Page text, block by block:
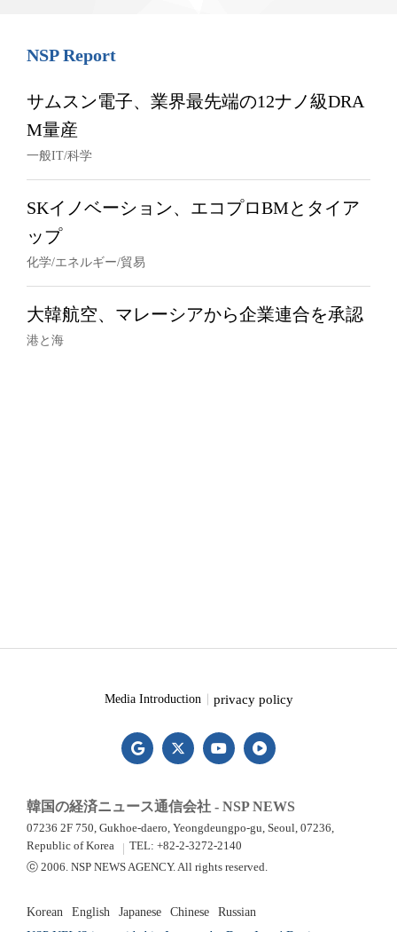
NSP Report
サムスン電子、業界最先端の12ナノ級DRA
M量産
一般IT/科学
SKイノベーション、エコプロBMとタイア
ップ
化学/エネルギー/貿易
大韓航空、マレーシアから企業連合を承認
港と海
Media Introduction privacy policy
韓国の経済ニュース通信会社 - NSP NEWS
07236 2F 750, Gukhoe-daero, Yeongdeungpo-gu, Seoul, 07236,
Republic of Korea
TEL: +82-2-3272-2140
ⓒ 2006. NSP NEWS AGENCY. All rights reserved.
Korean English Japanese Chinese
Russian